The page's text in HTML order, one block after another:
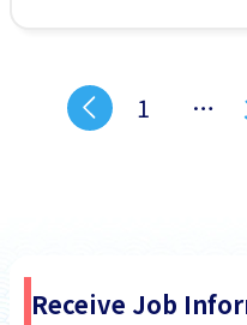
1 …
Receive Job